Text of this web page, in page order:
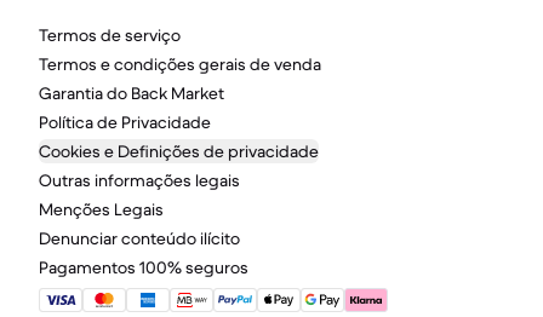
Termos de serviço
Termos e condições gerais de venda
Garantia do Back Market
Política de Privacidade
Cookies e Definições de privacidade
Outras informações legais
Menções Legais
Denunciar conteúdo ilícito
Pagamentos 100% seguros